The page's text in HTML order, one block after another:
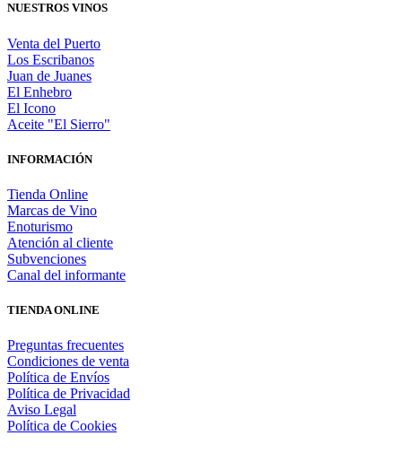
NUESTROS VINOS
Venta del Puerto
Los Escribanos
Juan de Juanes
El Enhebro
El Icono
Aceite "El Sierro"
INFORMACIÓN
Tienda Online
Marcas de Vino
Enoturismo
Atención al cliente
Subvenciones
Canal del informante
TIENDA ONLINE
Preguntas frecuentes
Condiciones de venta
Política de Envíos
Política de Privacidad
Aviso Legal
Política de Cookies